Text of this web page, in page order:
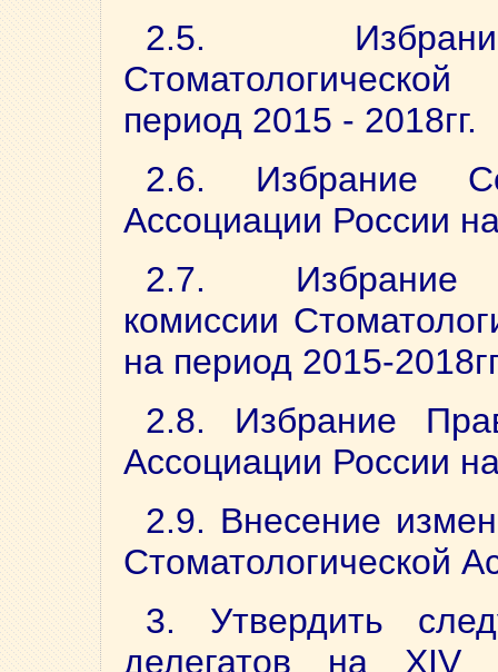
2.5.
период 2015 - 2018гг.
2.6. Избрание
Ассоциации России
2.7. Избрание
комиссии
на период 2015-
2.8. Избрание
Ассоциации России
2.9. Внесение
Стоматологической
3. Утвердить
делегатов на ХIV